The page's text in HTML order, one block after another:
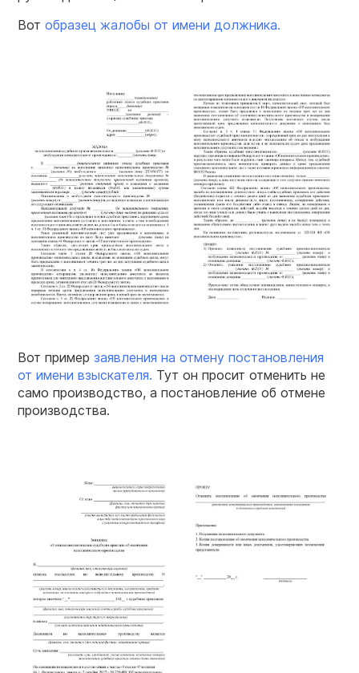
Вот образец жалобы от имени должника.
Вот пример заявления на отмену постановления
от имени взыскателя. Тут он просит отменить не
само производство, а постановление об отмене
производства.